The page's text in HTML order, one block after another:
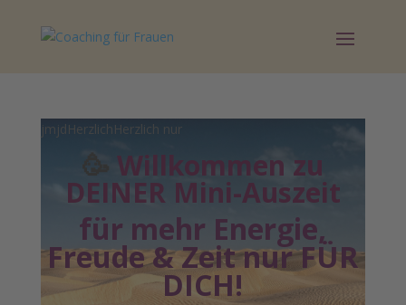
jmjdHerzlichHerzlich nur
🥳 Willkommen zu
DEINER Mini-Auszeit
für mehr Energie,
Freude & Zeit nur FÜR
DICH!